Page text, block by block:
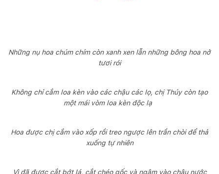
Những nụ hoa chúm chím còn xanh xen lẫn những bông hoa nở
tươi rói
Không chỉ cắm loa kèn vào các chậu các lọ, chị Thúy còn tạo
một mái vòm loa kèn độc lạ
Hoa được chị cắm vào xốp rồi treo ngược lên trần chòi để thả
xuống tự nhiên
Vì đã được cắt bớt lá, cắt chéo gốc và ngâm vào chậu nước